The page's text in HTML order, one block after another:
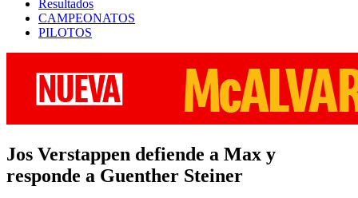
Resultados
CAMPEONATOS
PILOTOS
Jos Verstappen defiende a Max y
responde a Guenther Steiner